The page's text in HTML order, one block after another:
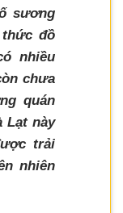
sương
đồ
nhiều
chưa
quán
Lạt này
trải
nhiên